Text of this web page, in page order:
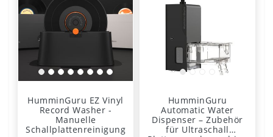
HumminGuru EZ Vinyl
Record Washer -
Manuelle
Schallplattenreinigung
HumminGuru
Automatic Water
Dispenser – Zubehör
für Ultraschall